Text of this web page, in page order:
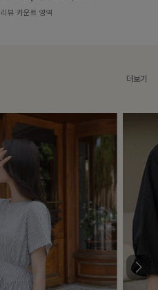
리뷰 카운트 영역
더보기